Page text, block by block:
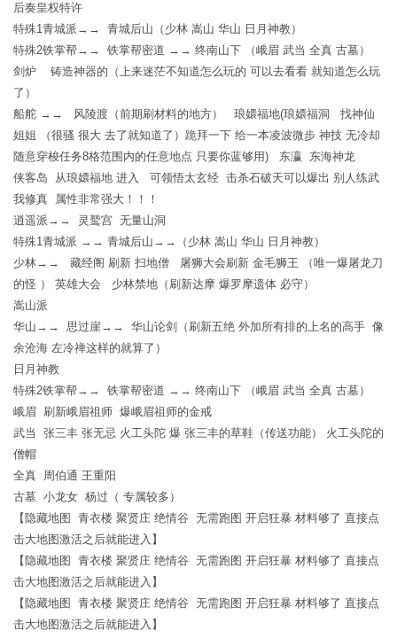
后奏皇权特许
特殊1青城派→→ 青城后山（少林 嵩山 华山 日月神教）
特殊2铁掌帮→→ 铁掌帮密道 →→ 终南山下 （峨眉 武当 全真 古墓）
剑炉 铸造神器的（上来迷茫不知道怎么玩的 可以去看看 就知道怎么玩
了）
船舵 →→ 风陵渡（前期刷材料的地方） 琅嬛福地(琅嬛福洞 找神仙
姐姐 （很骚 很大 去了就知道了）跪拜一下 给一本凌波微步 神技 无冷却
随意穿梭任务8格范围内的任意地点 只要你蓝够用) 东瀛 东海神龙
侠客岛 从琅嬛福地 进入 可领悟太玄经 击杀石破天可以爆出 别人练武
我修真 属性非常强大！！！
逍遥派→→ 灵鹫宫 无量山洞
特殊1青城派 →→ 青城后山→→（少林 嵩山 华山 日月神教）
少林→→ 藏经阁 刷新 扫地僧 屠狮大会刷新 金毛狮王 （唯一爆屠龙刀
的怪 ） 英雄大会 少林禁地（刷新达摩 爆罗摩遗体 必守）
嵩山派
华山→→ 思过崖→→ 华山论剑（刷新五绝 外加所有排的上名的高手 像
余沧海 左冷禅这样的就算了）
日月神教
特殊2铁掌帮→→ 铁掌帮密道 →→ 终南山下 （峨眉 武当 全真 古墓）
峨眉 刷新峨眉祖师 爆峨眉祖师的金戒
武当 张三丰 张无忌 火工头陀 爆 张三丰的草鞋（传送功能） 火工头陀的
僧帽
全真 周伯通 王重阳
古墓 小龙女 杨过（ 专属较多）
【隐藏地图 青衣楼 聚贤庄 绝情谷 无需跑图 开启狂暴 材料够了 直接点
击大地图激活之后就能进入】
【隐藏地图 青衣楼 聚贤庄 绝情谷 无需跑图 开启狂暴 材料够了 直接点
击大地图激活之后就能进入】
【隐藏地图 青衣楼 聚贤庄 绝情谷 无需跑图 开启狂暴 材料够了 直接点
击大地图激活之后就能进入】